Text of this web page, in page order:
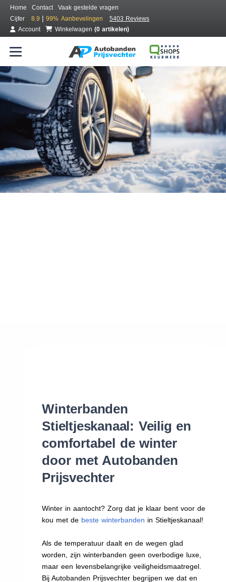
Home Contact
Vaak gestelde vragen
Cijfer
8.9 | 99% Aanbevelingen
5403 Reviews
Account
Winkelwagen (0 artikelen)
Bestel voordelig winterbanden
Gratis bezorgd of montage bij jou in de buurt
Seizoen:
Merken:
Winterbanden
Stieltjeskanaal: Veilig en
comfortabel de winter
door met Autobanden
Prijsvechter
Winter in aantocht? Zorg dat je klaar bent voor de
kou met de beste winterbanden in Stieltjeskanaal!
Als de temperatuur daalt en de wegen glad
worden, zijn winterbanden geen overbodige luxe,
maar een levensbelangrijke veiligheidsmaatregel.
Bij Autobanden Prijsvechter begrijpen we dat en